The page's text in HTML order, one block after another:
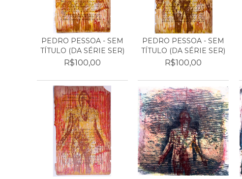
PEDRO PESSOA - SEM
TÍTULO (DA SÉRIE SER)
R$100,00
PEDRO PESSOA - SEM
TÍTULO (DA SÉRIE SER)
R$100,00